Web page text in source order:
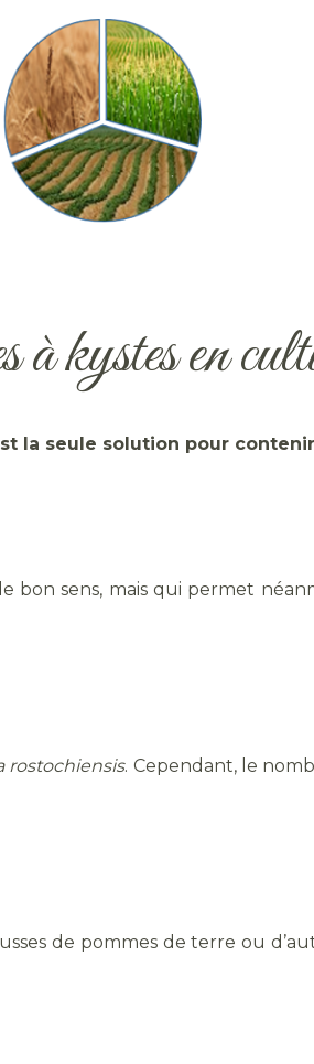
à kystes en
la seule solution pour
bon sens, mais qui permet
rostochiensis. Cependant, le
de pommes de terre ou